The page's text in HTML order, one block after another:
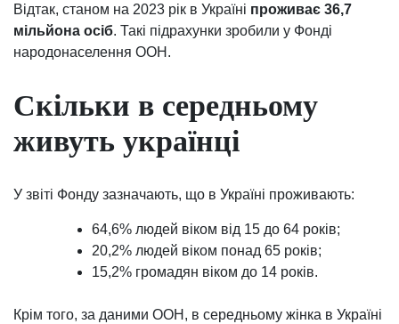
Відтак, станом на 2023 рік в Україні проживає 36,7
мільйона осіб. Такі підрахунки зробили у Фонді
народонаселення ООН.
Скільки в середньому
живуть українці
У звіті Фонду зазначають, що в Україні проживають:
64,6% людей віком від 15 до 64 років;
20,2% людей віком понад 65 років;
15,2% громадян віком до 14 років.
Крім того, за даними ООН, в середньому жінка в Україні